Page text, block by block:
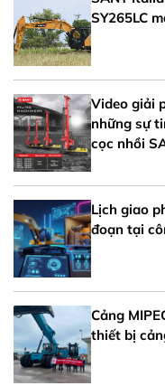
SY265LC
Video giải
những sự
cọc nhồi
Lịch giao
đoạn tại
Cảng
thiết bị